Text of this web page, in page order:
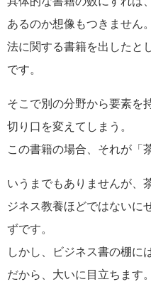
あるのか想像もつきません
法に関する書籍を出したと
です。
そこで別の分野から要素を
切り口を変えてしまう。
この書籍の場合、それが「
いうまでもありませんが、
ジネス教養ほどではないに
ずです。
しかし、ビジネス書の棚に
だから、大いに目立ちます。